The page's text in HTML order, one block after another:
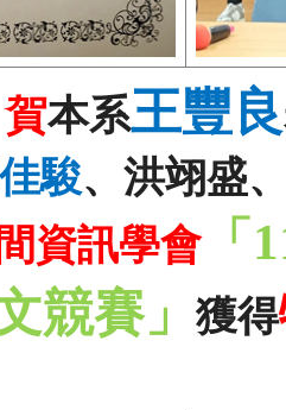
賀本系王豐良
駿、洪翊盛
資訊學會「
競賽」
獲得